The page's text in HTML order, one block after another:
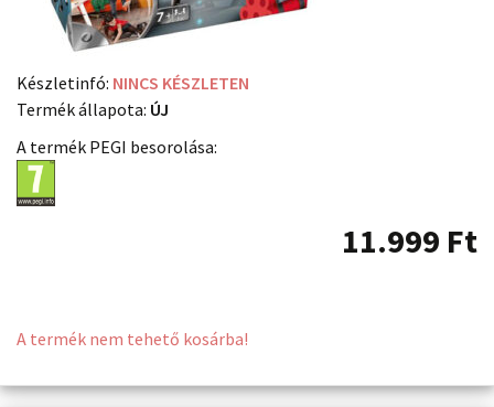
Készletinfó: NINCS KÉSZLETEN
Termék állapota: ÚJ
A termék PEGI besorolása:
11.999 Ft
A termék nem tehető kosárba!